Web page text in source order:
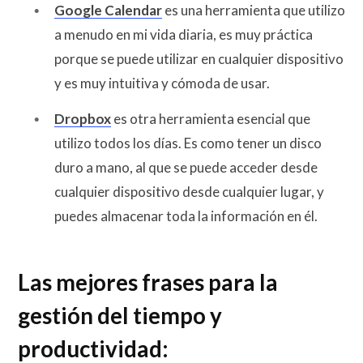
Google Calendares una herramienta que utilizo
a menudo en mi vida diaria, es muy práctica
porque se puede utilizar en cualquier dispositivo
y es muy intuitiva y cómoda de usar.
Dropboxes otra herramienta esencial que
utilizo todos los días. Es como tener un disco
duro a mano, al que se puede acceder desde
cualquier dispositivo desde cualquier lugar, y
puedes almacenar toda la información en él.
Las mejores frases para la
gestión del tiempo y
productividad: